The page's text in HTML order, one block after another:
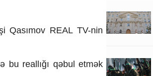
Qasımov REAL TV-nin
bu reallığı qəbul etmək